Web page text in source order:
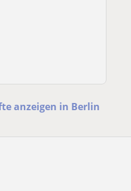
anzeigen in Berlin